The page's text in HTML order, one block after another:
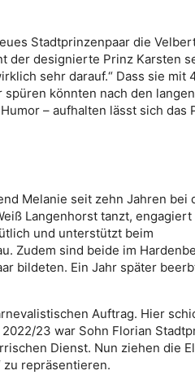
Stadtprinzenpaar die
der designierte Prinz Karsten
sehr darauf.“ Dass sie mit
könnten nach den langen
– aufhalten lässt sich das
Melanie seit zehn Jahren bei
Langenhorst tanzt, engagiert
und unterstützt beim
Zudem sind beide im
bildeten. Ein Jahr später
Auftrag. Hier
23 war Sohn Florian
Dienst. Nun ziehen die
zu repräsentieren.